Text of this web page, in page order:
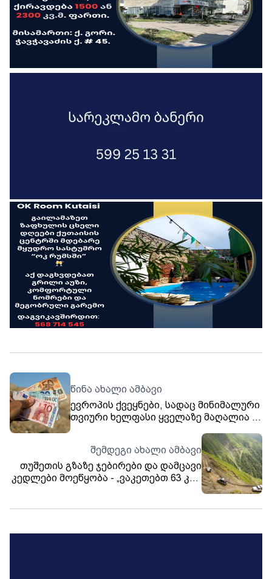
წინა ახალი ამბავი
ევროპის ქვეყნები, სადაც მინიმალური
თვიური ხელფასი ყველაზე მაღალია -
შემდეგი ახალი ამბავი
თუშეთის გზაზე ჯებირები და დამცავი
კედლები მოეწყობა - „ვაკეთებთ 63 კმ.-